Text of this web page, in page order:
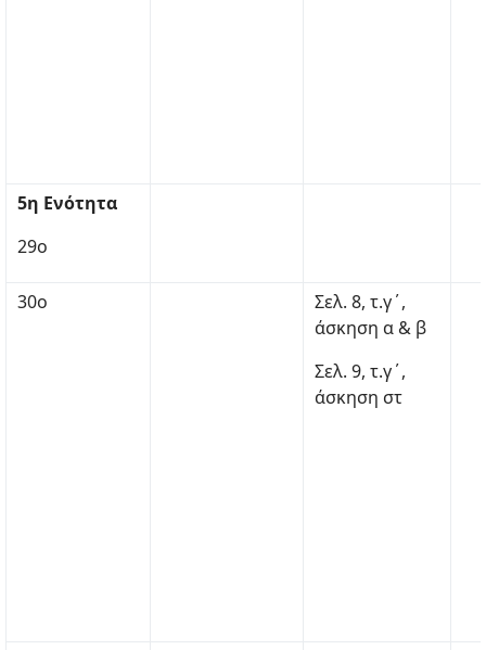
5η Ενότητα
29ο
30ο
Σελ. 8, τ.γ΄,
άσκηση α & β
Σελ. 9, τ.γ΄,
άσκηση στ